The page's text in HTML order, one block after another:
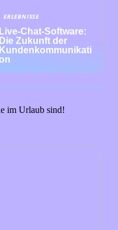
ERLEBNISSE
Live-Chat-Software:
Die Zukunft der
Kundenkommunikati
im Urlaub sind!